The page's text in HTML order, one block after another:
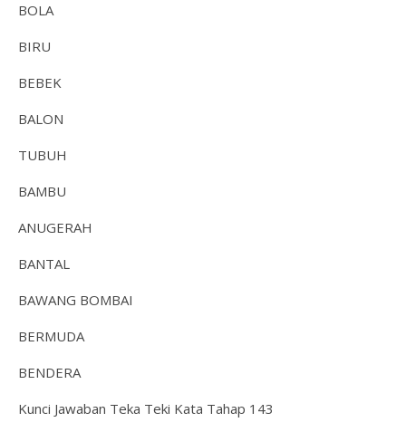
BOLA
BIRU
BEBEK
BALON
TUBUH
BAMBU
ANUGERAH
BANTAL
BAWANG BOMBAI
BERMUDA
BENDERA
Kunci Jawaban Teka Teki Kata Tahap 143